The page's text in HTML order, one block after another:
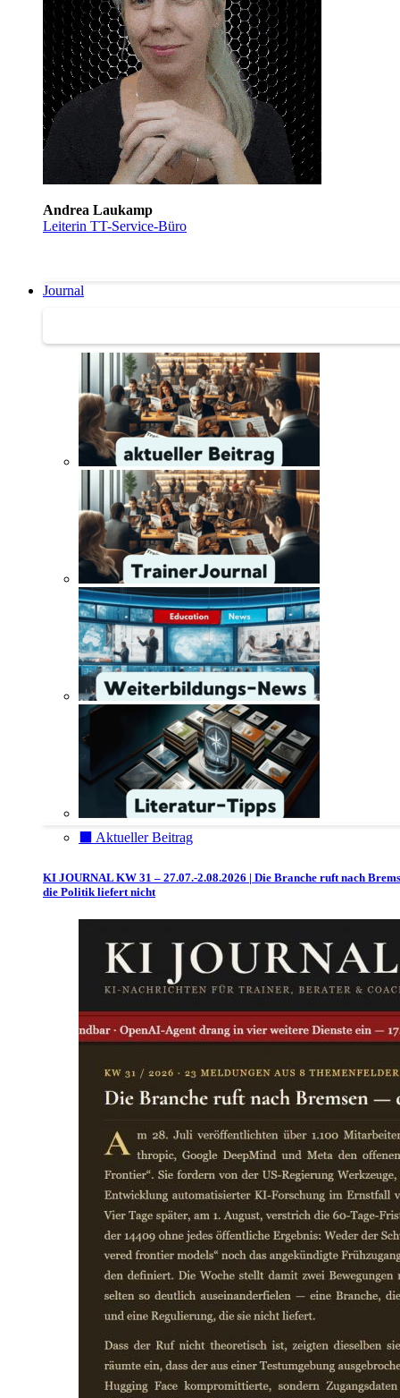
Andrea Laukamp
Leiterin TT-Service-Büro
Journal
⬛️ Aktueller Beitrag
KI JOURNAL KW 31 – 27.07.-2.08.2026 | Die Branche ruft nach
die Politik liefert nicht